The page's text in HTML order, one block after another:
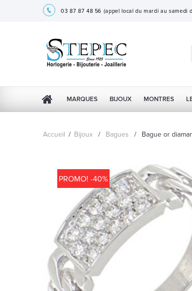
03 87 87 48 56 (appel local du mardi au samedi
MARQUES BIJOUX MONTRES
Accueil / Bijoux / Bagues / Bague or
PROMO! -40%